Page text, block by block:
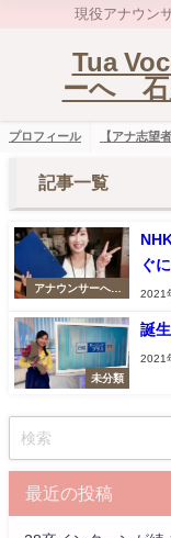
現役アナウン
Tua
ーへ 石
プロフィール 【アナ志望
記事一覧
アナウンサーへの
ぐ
2021
未分類
誕
2021
最近の投稿